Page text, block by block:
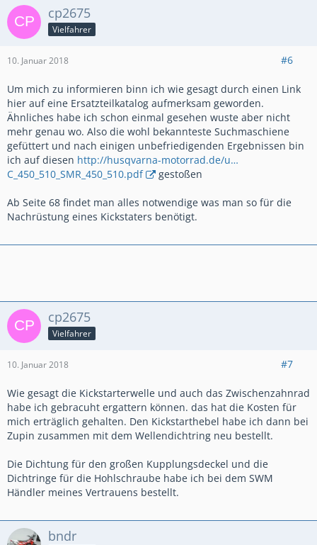
cp2675
Vielfahrer
10. Januar 2018 #6
Um mich zu informieren binn ich wie gesagt durch einen Link
hier auf eine Ersatzteilkatalog aufmerksam geworden.
Ähnliches habe ich schon einmal gesehen wuste aber nicht
mehr genau wo. Also die wohl bekannteste Suchmaschiene
gefüttert und nach einigen unbefriedigenden Ergebnissen bin
ich auf diesen http://husqvarna-motorrad.de/u…
C_450_510_SMR_450_510.pdf
gestoßen
Ab Seite 68 findet man alles notwendige was man so für die
Nachrüstung eines Kickstaters benötigt.
cp2675
Vielfahrer
10. Januar 2018 #7
Wie gesagt die Kickstarterwelle und auch das Zwischenzahnrad
habe ich gebracuht ergattern können. das hat die Kosten für
mich erträglich gehalten. Den Kickstarthebel habe ich dann bei
Zupin zusammen mit dem Wellendichtring neu bestellt.
Die Dichtung für den großen Kupplungsdeckel und die
Dichtringe für die Hohlschraube habe ich bei dem SWM
Händler meines Vertrauens bestellt.
bndr